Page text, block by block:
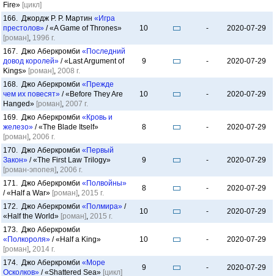
Fire» [цикл]
166. Джордж Р. Р. Мартин «Игра
престолов» / «A Game of Thrones»
[роман], 1996 г.
10 - 2020-07-29
167. Джо Аберкромби «Последний
довод королей» / «Last Argument of
Kings» [роман], 2008 г.
9 - 2020-07-29
168. Джо Аберкромби «Прежде
чем их повесят» / «Before They Are
Hanged» [роман], 2007 г.
10 - 2020-07-29
169. Джо Аберкромби «Кровь и
железо» / «The Blade Itself»
[роман], 2006 г.
8 - 2020-07-29
170. Джо Аберкромби «Первый
Закон» / «The First Law Trilogy»
[роман-эпопея], 2006 г.
9 - 2020-07-29
171. Джо Аберкромби «Полвойны»
/ «Half a War» [роман], 2015 г.
8 - 2020-07-29
172. Джо Аберкромби «Полмира» /
«Half the World» [роман], 2015 г.
10 - 2020-07-29
173. Джо Аберкромби
«Полкороля» / «Half a King»
[роман], 2014 г.
10 - 2020-07-29
174. Джо Аберкромби «Море
Осколков» / «Shattered Sea» [цикл]
9 - 2020-07-29